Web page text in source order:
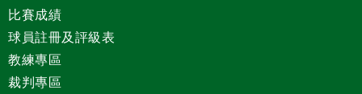
比賽成績
球員註冊及評級表
教練專區
裁判專區